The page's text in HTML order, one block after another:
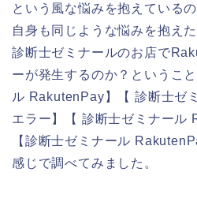
という風な悩みを抱えている
自身も同じような悩みを抱え
診断士ゼミナールのお店で
ーが発生するのか？というこ
ル RakutenPay】【 診断士
エラー】【 診断士ゼミナール
【診断士ゼミナール
感じで調べてみました。